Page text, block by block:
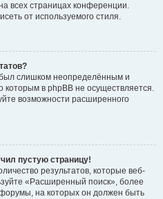
всех страницах конференции.
от используемого стиля.
слишком неопределённым и
которым в phpBB не осуществляется.
возможности расширенного
пустую страницу!
результатов, которые веб-
«Расширенный поиск», более
на которых он должен быть